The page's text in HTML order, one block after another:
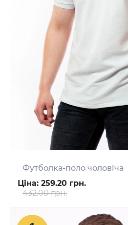
Футболка-поло чоловіча
Ціна: 259.20 грн.
432.00 грн.